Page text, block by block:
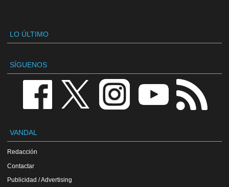
LO ÚLTIMO
SÍGUENOS
VANDAL
Redacción
Contactar
Publicidad / Advertising